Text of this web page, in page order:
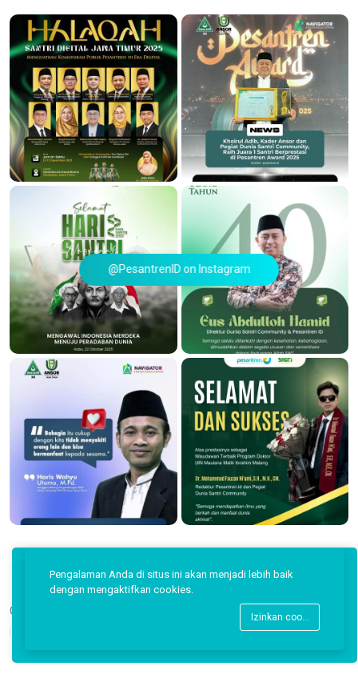
@PesantrenID on Instagram
Copyright © 2026 Pesantren ID.
Pengalaman Anda di situs ini akan menjadi lebih baik
dengan mengaktifkan cookies.
Izinkan cookies